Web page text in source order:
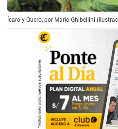
Ícaro y Quero, por Mario Ghibellini